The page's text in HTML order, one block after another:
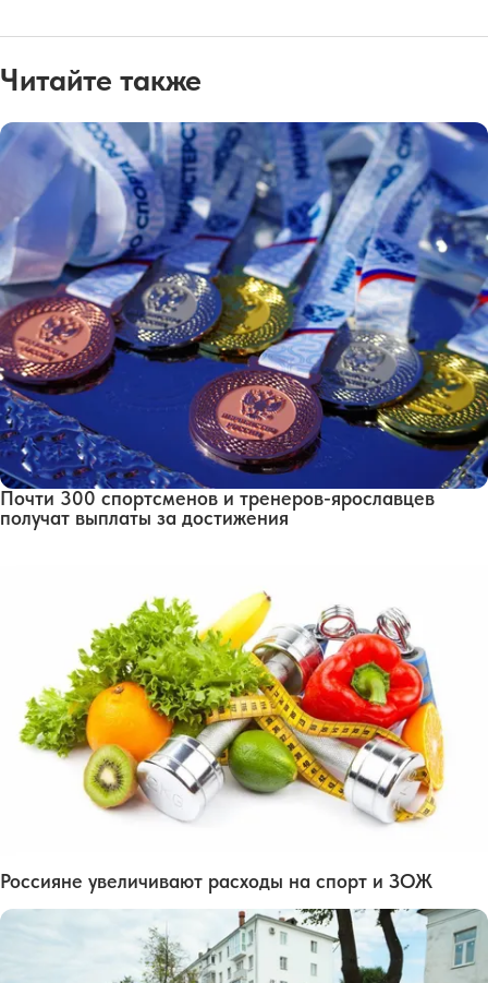
Читайте также
Почти 300 спортсменов и тренеров-ярославцев
получат выплаты за достижения
Россияне увеличивают расходы на спорт и ЗОЖ